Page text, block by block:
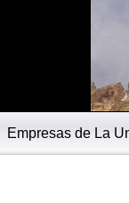
Empresas de La